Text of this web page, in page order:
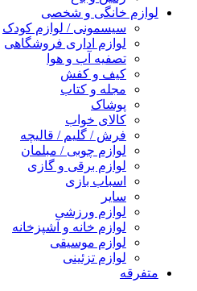
لوازم خانگی و شخصی
سیسمونی / لوازم کودک
لوازم اداری فروشگاهی
تصفیه آب و هوا
کیف و کفش
مجله و کتاب
پوشاک
کالای خواب
فرش / گلیم / قالیچه
لوازم چوبی / مبلمان
لوازم برقی و گازی
اسباب بازی
سایر
لوازم ورزشی
لوازم خانه و آشپزخانه
لوازم موسیقی
لوازم تزئینی
متفرقه